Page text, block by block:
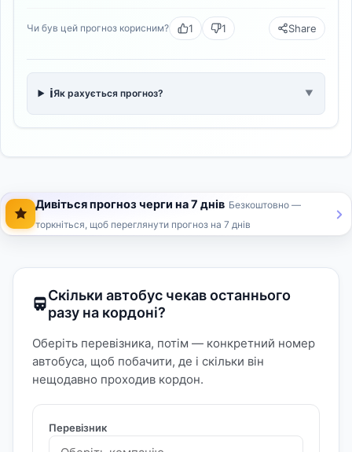
Чи був цей прогноз корисним? 1 1 Share
ℹ️Як рахується прогноз? ▼
Дивіться прогноз черги на 7 днів Безкоштовно —
торкніться, щоб переглянути прогноз на 7 днів
Скільки автобус чекав останнього
разу на кордоні?
Оберіть перевізника, потім — конкретний номер
автобуса, щоб побачити, де і скільки він
нещодавно проходив кордон.
Перевізник